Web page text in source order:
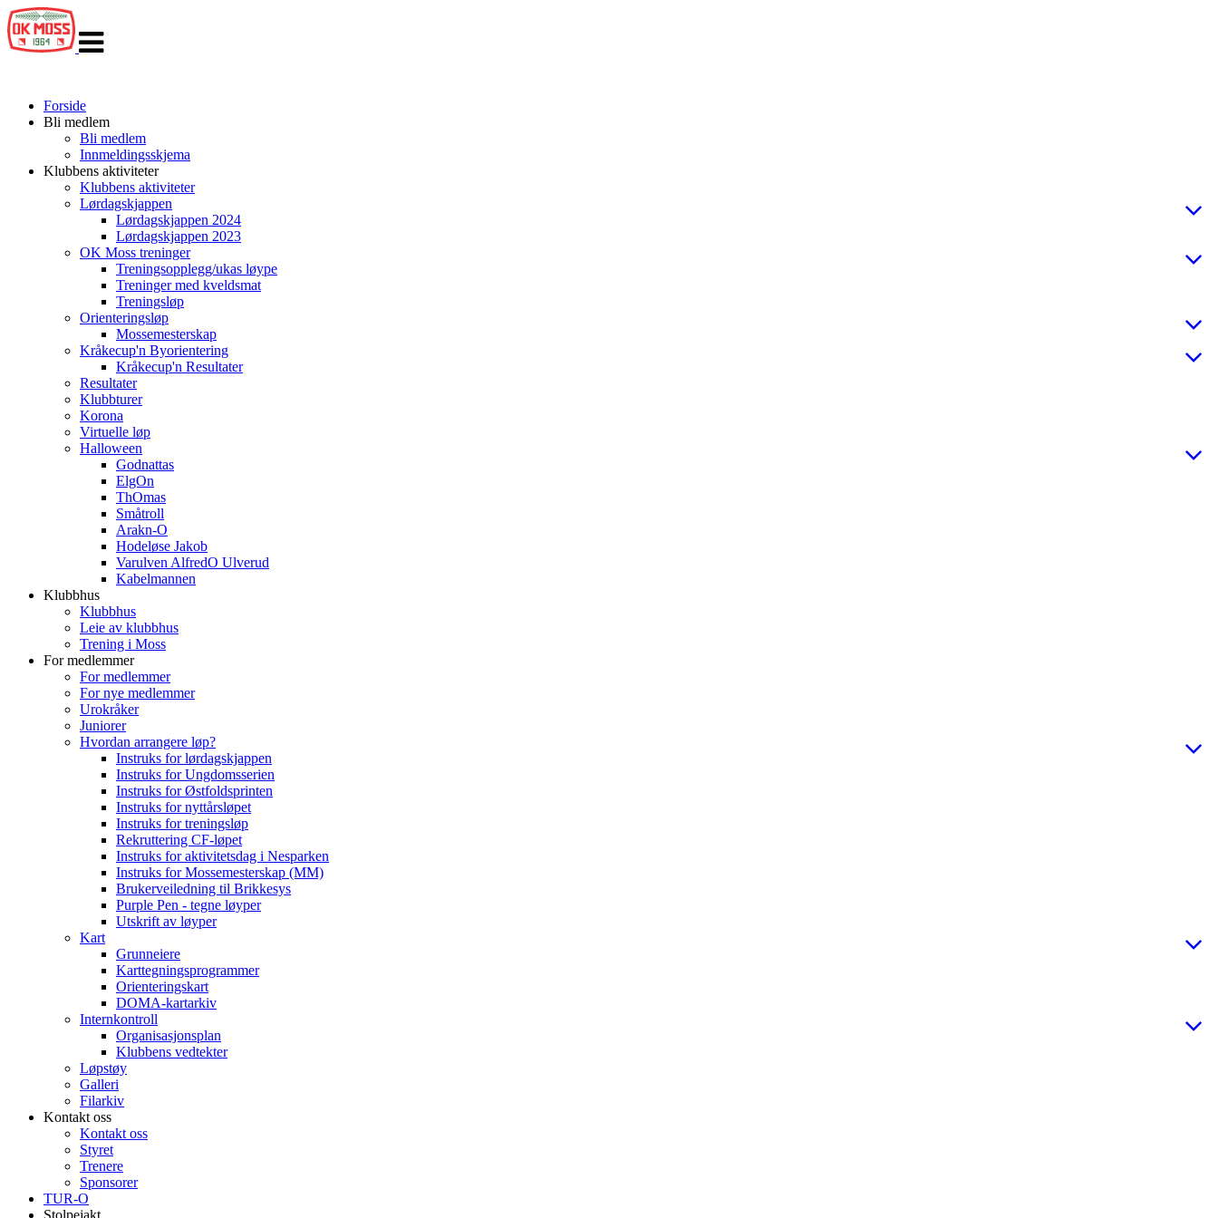
navigasjon
Forside
Bli medlem
Bli medlem
Innmeldingsskjema
Klubbens aktiviteter
Klubbens aktiviteter
Lørdagskjappen
Lørdagskjappen 2024
Lørdagskjappen 2023
OK Moss treninger
Treningsopplegg/ukas løype
Treninger med kveldsmat
Treningsløp
Orienteringsløp
Mossemesterskap
Kråkecup'n Byorientering
Kråkecup'n Resultater
Resultater
Klubbturer
Korona
Virtuelle løp
Halloween
Godnattas
ElgOn
ThOmas
Småtroll
Arakn-O
Hodeløse Jakob
Varulven AlfredO Ulverud
Kabelmannen
Klubbhus
Klubbhus
Leie av klubbhus
Trening i Moss
For medlemmer
For medlemmer
For nye medlemmer
Urokråker
Juniorer
Hvordan arrangere løp?
Instruks for lørdagskjappen
Instruks for Ungdomsserien
Instruks for Østfoldsprinten
Instruks for nyttårsløpet
Instruks for treningsløp
Rekruttering CF-løpet
Instruks for aktivitetsdag i Nesparken
Instruks for Mossemesterskap (MM)
Brukerveiledning til Brikkesys
Purple Pen - tegne løyper
Utskrift av løyper
Kart
Grunneiere
Karttegningsprogrammer
Orienteringskart
DOMA-kartarkiv
Internkontroll
Organisasjonsplan
Klubbens vedtekter
Løpstøy
Galleri
Filarkiv
Kontakt oss
Kontakt oss
Styret
Trenere
Sponsorer
TUR-O
Stolpejakt